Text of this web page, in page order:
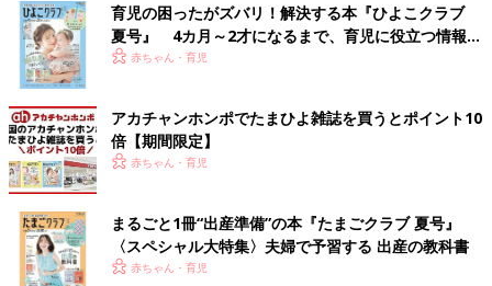
育児の困ったがズバリ！解決する本『ひよこクラブ
夏号』 4カ月～2才になるまで、育児に役立つ情報が
いっぱい！
赤ちゃん・育児
アカチャンホンポでたまひよ雑誌を買うとポイント10
倍【期間限定】
赤ちゃん・育児
まるごと1冊“出産準備”の本『たまごクラブ 夏号』
〈スペシャル大特集〉夫婦で予習する 出産の教科書
赤ちゃん・育児